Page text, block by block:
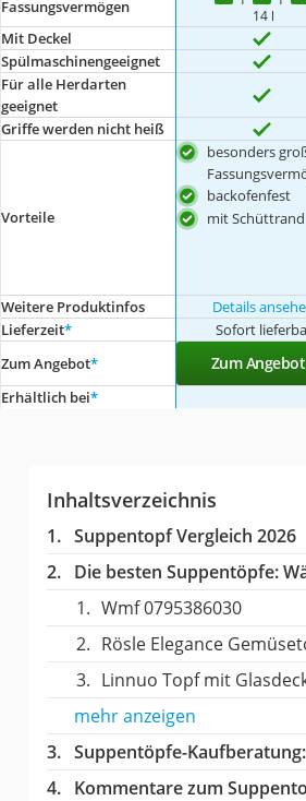
Fassungsvermögen
14 l
Mit Deckel
Spülmaschinengeeignet
Für alle Herdarten
geeignet
Griffe werden nicht heiß
Vorteile
besonders
backofenfest
mit Schüttrand
Weitere Produktinfos Details
Lieferzeit* Sofort
Zum Angebot* Zum
Erhältlich bei*
Inhaltsverzeichnis
Suppentopf Vergleich 2026
Die besten Suppentöpfe:
Wmf 0795386030
Rösle Elegance
Linnuo Topf mit
mehr anzeigen
Suppentöpfe-Kaufberatung
Kommentare zum